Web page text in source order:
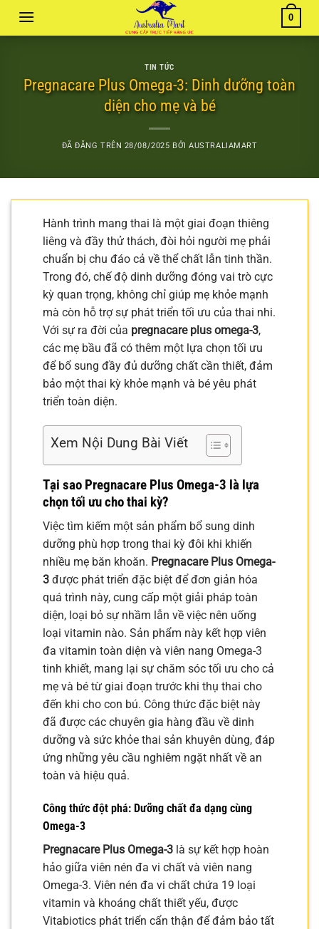
0
TIN TỨC
Pregnacare Plus Omega-3: Dinh dưỡng toàn
diện cho mẹ và bé
ĐÃ ĐĂNG TRÊN 28/08/2025 BỞIAUSTRALIAMART
Hành trình mang thai là một giai đoạn thiêng
liêng và đầy thử thách, đòi hỏi người mẹ phải
chuẩn bị chu đáo cả về thể chất lẫn tinh thần.
Trong đó, chế độ dinh dưỡng đóng vai trò cực
kỳ quan trọng, không chỉ giúp mẹ khỏe mạnh
mà còn hỗ trợ sự phát triển tối ưu của thai nhi.
Với sự ra đời của pregnacare plus omega-3,
các mẹ bầu đã có thêm một lựa chọn tối ưu
để bổ sung đầy đủ dưỡng chất cần thiết, đảm
bảo một thai kỳ khỏe mạnh và bé yêu phát
triển toàn diện.
Xem Nội Dung Bài Viết
Tại sao Pregnacare Plus Omega-3 là lựa
chọn tối ưu cho thai kỳ?
Việc tìm kiếm một sản phẩm bổ sung dinh
dưỡng phù hợp trong thai kỳ đôi khi khiến
nhiều mẹ băn khoăn. Pregnacare Plus Omega-
3 được phát triển đặc biệt để đơn giản hóa
quá trình này, cung cấp một giải pháp toàn
diện, loại bỏ sự nhầm lẫn về việc nên uống
loại vitamin nào. Sản phẩm này kết hợp viên
đa vitamin toàn diện và viên nang Omega-3
tinh khiết, mang lại sự chăm sóc tối ưu cho cả
mẹ và bé từ giai đoạn trước khi thụ thai cho
đến khi cho con bú. Công thức đặc biệt này
đã được các chuyên gia hàng đầu về dinh
dưỡng và sức khỏe thai sản khuyên dùng, đáp
ứng những yêu cầu nghiêm ngặt nhất về an
toàn và hiệu quả.
Công thức đột phá: Dưỡng chất đa dạng cùng
Omega-3
Pregnacare Plus Omega-3 là sự kết hợp hoàn
hảo giữa viên nén đa vi chất và viên nang
Omega-3. Viên nén đa vi chất chứa 19 loại
vitamin và khoáng chất thiết yếu, được
Vitabiotics phát triển cẩn thận để đảm bảo tất